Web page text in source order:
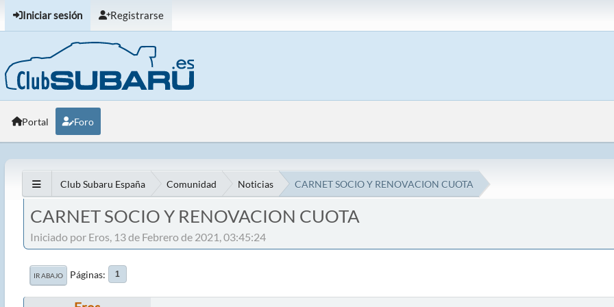
Iniciar sesión Registrarse
Portal Foro
Club Subaru España Comunidad Noticias CARNET SOCIO Y RENOVACION CUOTA
CARNET SOCIO Y RENOVACION CUOTA
Iniciado por Eros, 13 de Febrero de 2021, 03:45:24
IR ABAJO Páginas 1